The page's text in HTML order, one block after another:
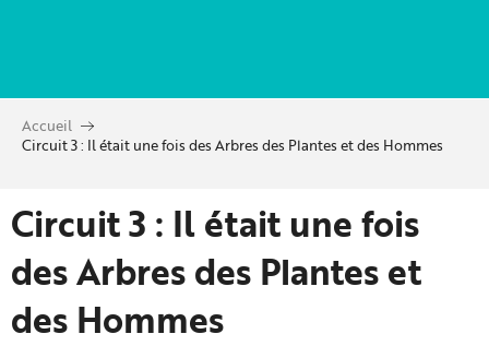
principal
Accueil
Circuit 3 : Il était une fois des Arbres des Plantes et des Hommes
Circuit 3 : Il était une fois
des Arbres des Plantes et
des Hommes